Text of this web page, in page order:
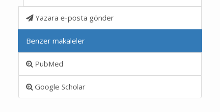
Yazara e-posta gönder
Benzer makaleler
PubMed
Google Scholar